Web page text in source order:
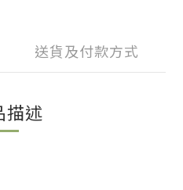
送貨及付款方式
描述